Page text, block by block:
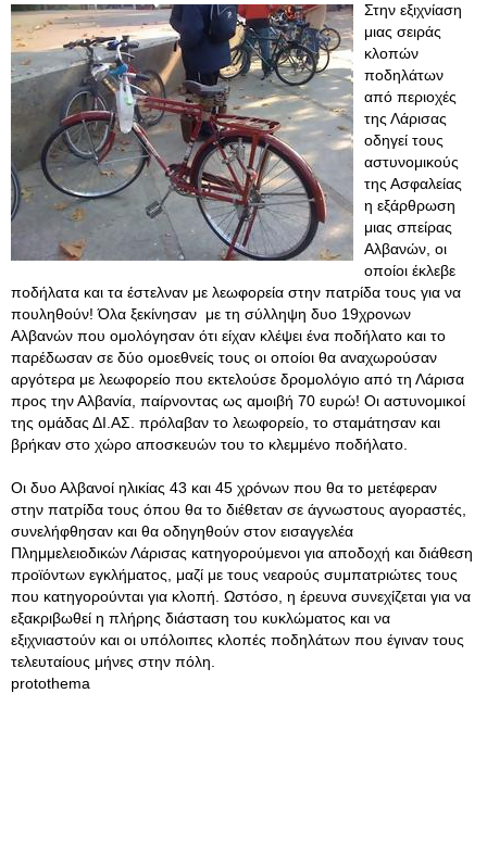
Στην εξιχνίαση
μιας σειράς
κλοπών
ποδηλάτων
από περιοχές
της Λάρισας
οδηγεί τους
αστυνομικούς
της Ασφαλείας
η εξάρθρωση
μιας σπείρας
Αλβανών, οι
οποίοι έκλεβε
ποδήλατα και τα έστελναν με λεωφορεία στην πατρίδα τους για να
πουληθούν! Όλα ξεκίνησαν με τη σύλληψη δυο 19χρονων
Αλβανών που ομολόγησαν ότι είχαν κλέψει ένα ποδήλατο και το
παρέδωσαν σε δύο ομοεθνείς τους οι οποίοι θα αναχωρούσαν
αργότερα με λεωφορείο που εκτελούσε δρομολόγιο από τη Λάρισα
προς την Αλβανία, παίρνοντας ως αμοιβή 70 ευρώ! Οι αστυνομικοί
της ομάδας ΔΙ.ΑΣ. πρόλαβαν το λεωφορείο, το σταμάτησαν και
βρήκαν στο χώρο αποσκευών του το κλεμμένο ποδήλατο.
Οι δυο Αλβανοί ηλικίας 43 και 45 χρόνων που θα το μετέφεραν
στην πατρίδα τους όπου θα το διέθεταν σε άγνωστους αγοραστές,
συνελήφθησαν και θα οδηγηθούν στον εισαγγελέα
Πλημμελειοδικών Λάρισας κατηγορούμενοι για αποδοχή και διάθεση
προϊόντων εγκλήματος, μαζί με τους νεαρούς συμπατριώτες τους
που κατηγορούνται για κλοπή. Ωστόσο, η έρευνα συνεχίζεται για να
εξακριβωθεί η πλήρης διάσταση του κυκλώματος και να
εξιχνιαστούν και οι υπόλοιπες κλοπές ποδηλάτων που έγιναν τους
τελευταίους μήνες στην πόλη.
protothema